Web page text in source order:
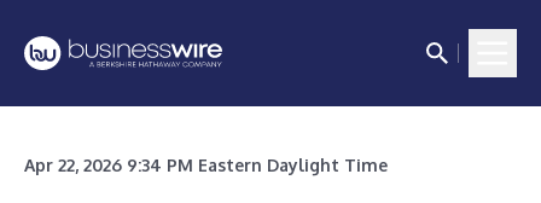
Apr 22, 2026 9:34 PM Eastern Daylight Time